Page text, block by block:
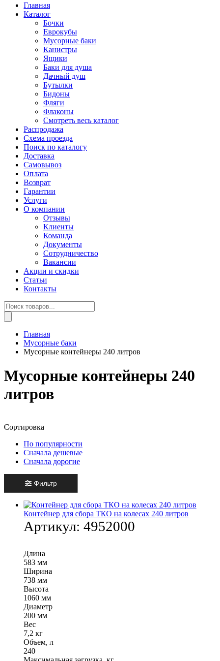
Главная
Каталог
Бочки
Еврокубы
Мусорные баки
Канистры
Ящики
Баки для душа
Дачный душ
Бутылки
Бидоны
Фляги
Флаконы
Смотреть весь каталог
Распродажа
Схема проезда
Поиск по каталогу
Доставка
Самовывоз
Оплата
Возврат
Гарантии
Услуги
О компании
Отзывы
Клиенты
Команда
Документы
Сотрудничество
Вакансии
Акции и скидки
Статьи
Контакты
Поиск
товаров
Главная
Мусорные баки
Мусорные контейнеры 240 литров
Мусорные контейнеры 240
литров
Сортировка
По популярности
Сначала дешевые
Сначала дорогие
Фильтр
Контейнер для сбора ТКО на колесах 240 литров
Артикул: 4952000
Длина
583 мм
Ширина
738 мм
Высота
1060 мм
Диаметр
200 мм
Вес
7,2 кг
Объем, л
240